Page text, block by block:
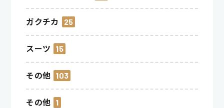
ガクチカ 25
スーツ 15
その他 103
その他 1